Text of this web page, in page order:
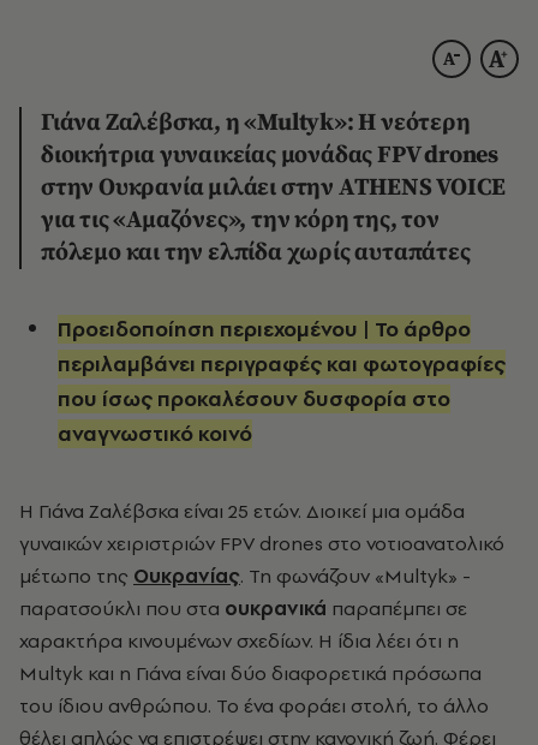
Γιάνα Ζαλέβσκα, η «Multyk»: Η νεότερη
διοικήτρια γυναικείας μονάδας FPV drones
στην Ουκρανία μιλάει στην ATHENS VOICE
για τις «Αμαζόνες», την κόρη της, τον
πόλεμο και την ελπίδα χωρίς αυταπάτες
Προειδοποίηση περιεχομένου | Το άρθρο
περιλαμβάνει περιγραφές και φωτογραφίες
που ίσως προκαλέσουν δυσφορία στο
αναγνωστικό κοινό
Η Γιάνα Ζαλέβσκα είναι 25 ετών. Διοικεί μια ομάδα
γυναικών χειριστριών FPV drones στο νοτιοανατολικό
μέτωπο της Ουκρανίας. Τη φωνάζουν «Multyk» -
παρατσούκλι που στα ουκρανικά παραπέμπει σε
χαρακτήρα κινουμένων σχεδίων. Η ίδια λέει ότι η
Multyk και η Γιάνα είναι δύο διαφορετικά πρόσωπα
του ίδιου ανθρώπου. Το ένα φοράει στολή, το άλλο
θέλει απλώς να επιστρέψει στην κανονική ζωή. Φέρει